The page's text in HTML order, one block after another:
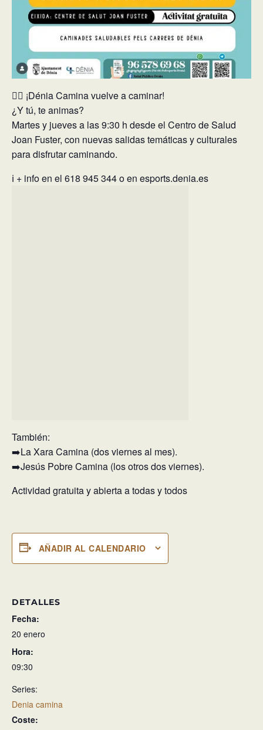
🚶‍♀️ ¡Dénia Camina vuelve a caminar!
¿Y tú, te animas?
Martes y jueves a las 9:30 h desde el Centro de Salud
Joan Fuster, con nuevas salidas temáticas y culturales
para disfrutar caminando.
ℹ️ + info en el 618 945 344 o en esports.denia.es
También:
➡️La Xara Camina (dos viernes al mes).
➡️Jesús Pobre Camina (los otros dos viernes).
Actividad gratuita y abierta a todas y todos
AÑADIR AL CALENDARIO
DETALLES
Fecha:
20 enero
Hora:
09:30
Series:
Denia camina
Coste: